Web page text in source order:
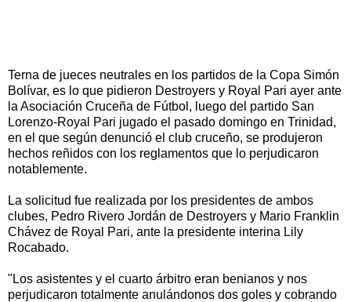
Terna de jueces neutrales en los partidos de la Copa Simón
Bolívar, es lo que pidieron Destroyers y Royal Pari ayer ante
la Asociación Cruceña de Fútbol, luego del partido San
Lorenzo-Royal Pari jugado el pasado domingo en Trinidad,
en el que según denunció el club cruceño, se produjeron
hechos reñidos con los reglamentos que lo perjudicaron
notablemente.
La solicitud fue realizada por los presidentes de ambos
clubes, Pedro Rivero Jordán de Destroyers y Mario Franklin
Chávez de Royal Pari, ante la presidente interina Lily
Rocabado.
"Los asistentes y el cuarto árbitro eran benianos y nos
perjudicaron totalmente anulándonos dos goles y cobrando